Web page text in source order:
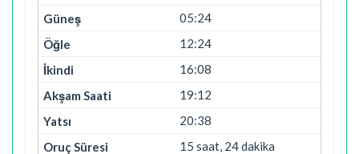
05:24
12:24
16:08
19:12
20:38
15 saat, 24 dakika